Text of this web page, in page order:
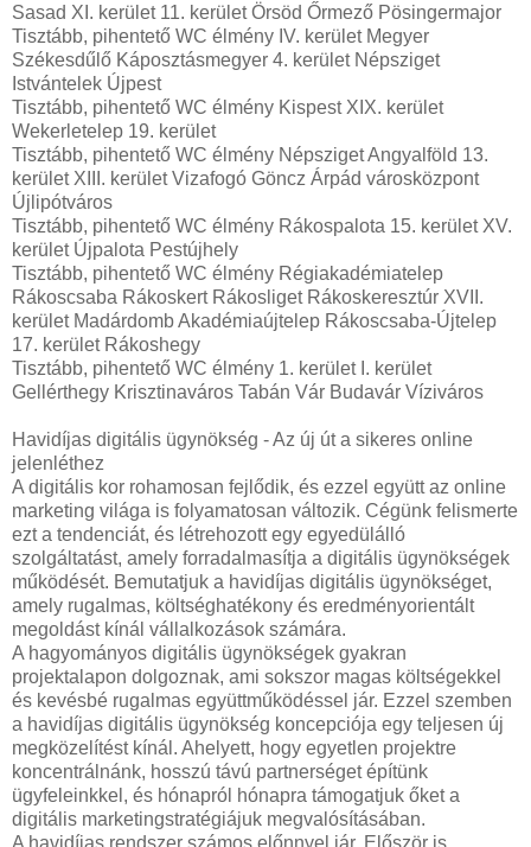
Sasad XI. kerület 11. kerület Örsöd Őrmező Pösingermajor
Tisztább, pihentető WC élmény IV. kerület Megyer
Székesdűlő Káposztásmegyer 4. kerület Népsziget
Istvántelek Újpest
Tisztább, pihentető WC élmény Kispest XIX. kerület
Wekerletelep 19. kerület
Tisztább, pihentető WC élmény Népsziget Angyalföld 13.
kerület XIII. kerület Vizafogó Göncz Árpád városközpont
Újlipótváros
Tisztább, pihentető WC élmény Rákospalota 15. kerület XV.
kerület Újpalota Pestújhely
Tisztább, pihentető WC élmény Régiakadémiatelep
Rákoscsaba Rákoskert Rákosliget Rákoskeresztúr XVII.
kerület Madárdomb Akadémiaújtelep Rákoscsaba-Újtelep
17. kerület Rákoshegy
Tisztább, pihentető WC élmény 1. kerület I. kerület
Gellérthegy Krisztinaváros Tabán Vár Budavár Víziváros
Havidíjas digitális ügynökség - Az új út a sikeres online
jelenléthez
A digitális kor rohamosan fejlődik, és ezzel együtt az online
marketing világa is folyamatosan változik. Cégünk felismerte
ezt a tendenciát, és létrehozott egy egyedülálló
szolgáltatást, amely forradalmasítja a digitális ügynökségek
működését. Bemutatjuk a havidíjas digitális ügynökséget,
amely rugalmas, költséghatékony és eredményorientált
megoldást kínál vállalkozások számára.
A hagyományos digitális ügynökségek gyakran
projektalapon dolgoznak, ami sokszor magas költségekkel
és kevésbé rugalmas együttműködéssel jár. Ezzel szemben
a havidíjas digitális ügynökség koncepciója egy teljesen új
megközelítést kínál. Ahelyett, hogy egyetlen projektre
koncentrálnánk, hosszú távú partnerséget építünk
ügyfeleinkkel, és hónapról hónapra támogatjuk őket a
digitális marketingstratégiájuk megvalósításában.
A havidíjas rendszer számos előnnyel jár. Először is,